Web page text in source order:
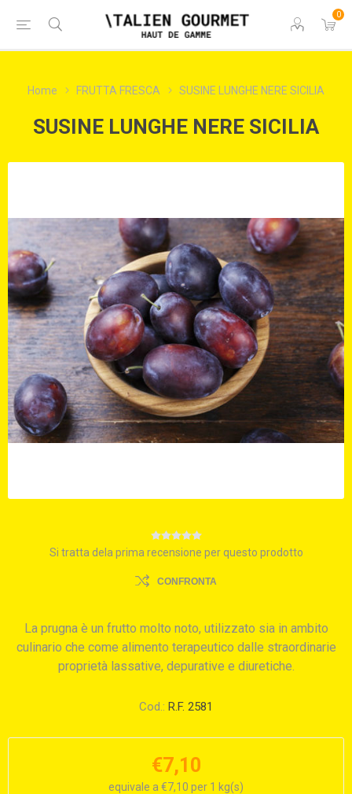
0
Home FRUTTA FRESCA SUSINE LUNGHE NERE SICILIA
SUSINE LUNGHE NERE SICILIA
Si tratta dela prima recensione per questo prodotto
CONFRONTA
La prugna è un frutto molto noto, utilizzato sia in ambito
culinario che come alimento terapeutico dalle straordinarie
proprietà lassative, depurative e diuretiche.
Cod.: R.F. 2581
€7,10
equivale a €7,10 per 1 kg(s)